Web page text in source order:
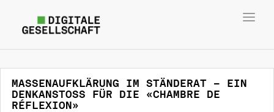
MASSENAUFKLÄRUNG IM STÄNDERAT – EIN
DENKANSTOSS FÜR DIE «CHAMBRE DE
RÉFLEXION»